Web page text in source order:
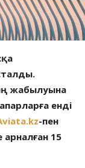
жабылуына
енді
-пен
арналған 15